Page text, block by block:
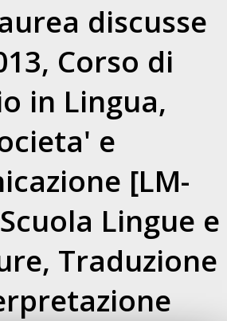
discusse
Corso di
in Lingua,
e
[LM-
Lingue e
Traduzione